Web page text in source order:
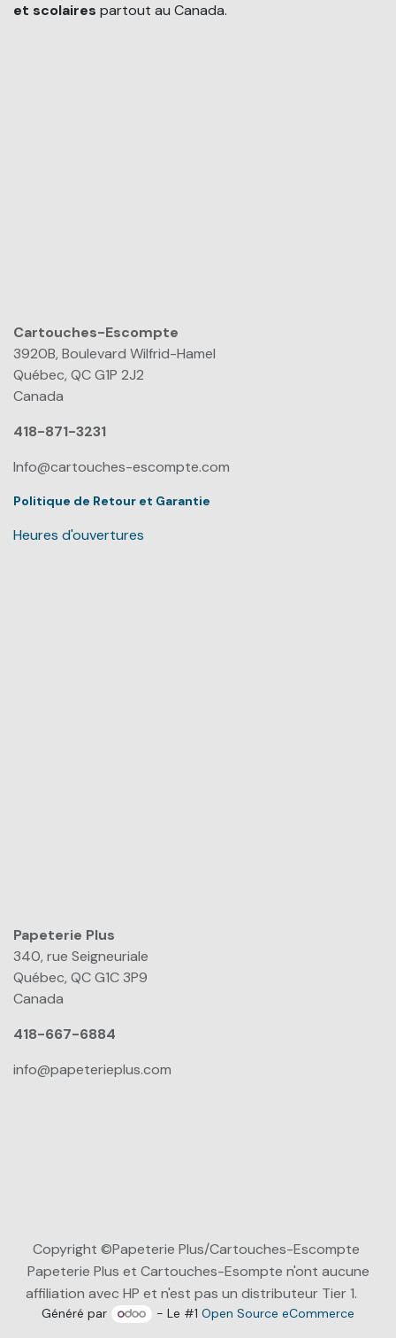
et scolaires partout au Canada.
Cartouches-Escompte
3920B, Boulevard Wilfrid-Hamel
Québec, QC G1P 2J2
Canada
418-871-3231
Info@cartouches-escompte.com
Politique de Retour et Garantie
Heures d'ouvertures
Papeterie Plus​
340, rue Seigneuriale
Québec, QC G1C 3P9
Canada
418-667-6884
info@papeterieplus.com
Copyright ©Papeterie Plus/Cartouches-Escompte
Papeterie Plus et Cartouches-Esompte n'ont aucune
affiliation avec HP et n'est pas un distributeur Tier 1.
Généré par - Le #1Open Source eCommerce